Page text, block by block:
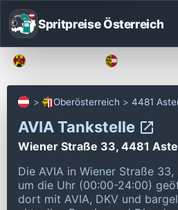
Spritpreise Österreich
Oberösterreich 4481
AVIA Tankstelle
Wiener Straße 33, 4481
Die AVIA in Wiener Straße
um die Uhr (00:00-24:00)
dort mit AVIA, DKV und